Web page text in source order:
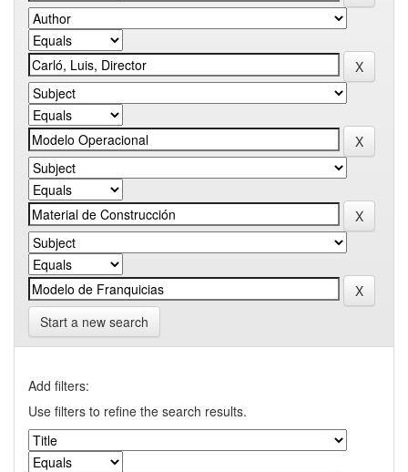
Start a new search
Add filters:
Use filters to refine the search results.